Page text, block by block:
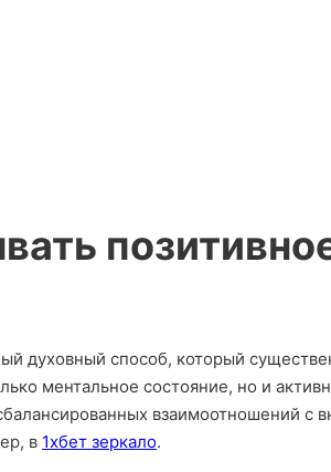
духовный способ, который
ментальное состояние, но и
взаимоотношений с
в 1хбет зеркало.